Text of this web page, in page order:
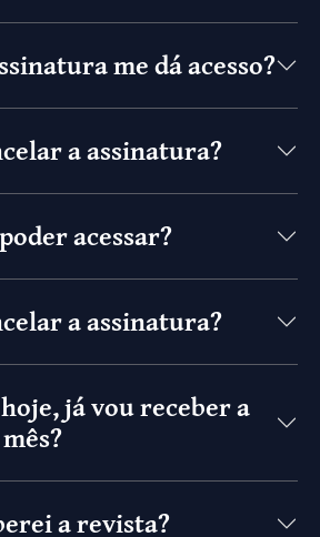
me dá acesso?
a assinatura?
acessar?
a assinatura?
já vou receber a
a revista?